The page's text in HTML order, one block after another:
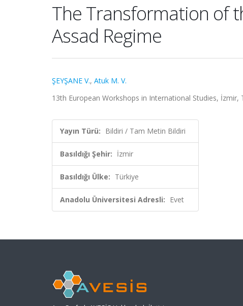
The Transformation of
Assad Regime
ŞEYŞANE V., Atuk M. V.
13th European Workshops in International Studies,
Yayın Türü: Bildiri / Tam Metin Bildiri
Basıldığı Şehir: İzmir
Basıldığı Ülke: Türkiye
Anadolu Üniversitesi Adresli: Evet